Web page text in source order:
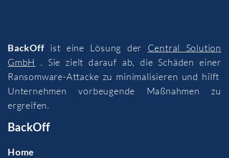
BackOffist eine Lösung der Central Solution
GmbH
. Sie zielt darauf ab, die Schäden einer
Ransomware-Attacke zu minimalisieren und hilft
Unternehmen vorbeugende Maßnahmen zu
ergreifen.
BackOff
Home